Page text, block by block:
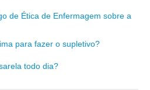
de Ética de Enfermagem sobre a
para fazer o supletivo?
todo dia?